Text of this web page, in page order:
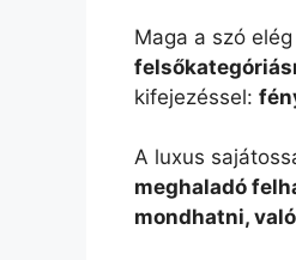
Maga a szó
kifejezéssel:
A luxus
meghaladó
mondhatni,